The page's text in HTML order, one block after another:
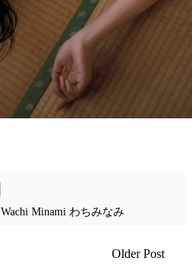
Wachi Minami わちみなみ
Older Post